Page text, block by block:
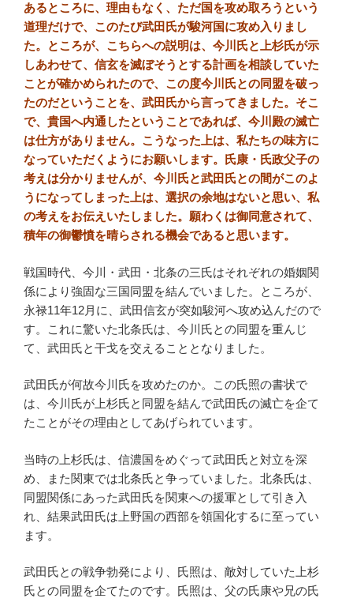
あるところに、理由もなく、ただ国を攻め取ろうという
道理だけで、このたび武田氏が駿河国に攻め入りまし
た。ところが、こちらへの説明は、今川氏と上杉氏が示
しあわせて、信玄を滅ぼそうとする計画を相談していた
ことが確かめられたので、この度今川氏との同盟を破っ
たのだということを、武田氏から言ってきました。そこ
で、貴国へ内通したということであれば、今川殿の滅亡
は仕方がありません。こうなった上は、私たちの味方に
なっていただくようにお願いします。氏康・氏政父子の
考えは分かりませんが、今川氏と武田氏との間がこのよ
うになってしまった上は、選択の余地はないと思い、私
の考えをお伝えいたしました。願わくは御同意されて、
積年の御鬱憤を晴らされる機会であると思います。
戦国時代、今川・武田・北条の三氏はそれぞれの婚姻関
係により強固な三国同盟を結んでいました。ところが、
永禄11年12月に、武田信玄が突如駿河へ攻め込んだので
す。これに驚いた北条氏は、今川氏との同盟を重んじ
て、武田氏と干戈を交えることとなりました。
武田氏が何故今川氏を攻めたのか。この氏照の書状で
は、今川氏が上杉氏と同盟を結んで武田氏の滅亡を企て
たことがその理由としてあげられています。
当時の上杉氏は、信濃国をめぐって武田氏と対立を深
め、また関東では北条氏と争っていました。北条氏は、
同盟関係にあった武田氏を関東への援軍として引き入
れ、結果武田氏は上野国の西部を領国化するに至ってい
ます。
武田氏との戦争勃発により、氏照は、敵対していた上杉
氏との同盟を企てたのです。氏照は、父の氏康や兄の氏